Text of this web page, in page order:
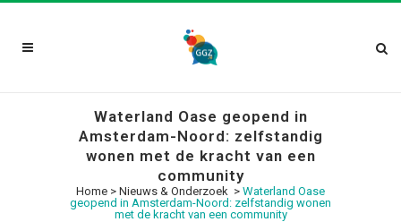
Waterland Oase geopend in
Amsterdam-Noord: zelfstandig
wonen met de kracht van een
community
Home > Nieuws & Onderzoek > Waterland Oase
geopend in Amsterdam-Noord: zelfstandig wonen
met de kracht van een community